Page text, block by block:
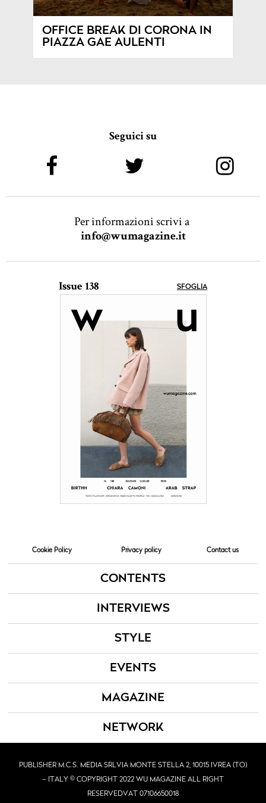
OFFICE BREAK DI CORONA IN
PIAZZA GAE AULENTI
Seguici su
Per informazioni scrivi a
info@wumagazine.it
Issue 138 SFOGLIA
Cookie Policy Privacy policy Contact us
CONTENTS
INTERVIEWS
STYLE
EVENTS
MAGAZINE
NETWORK
PUBLISHER M.C.S. MEDIA SRL VIA MONTE STELLA 2, 10015 IVREA (TO)
– ITALY © COPYRIGHT 2022 WU MAGAZINE ALL RIGHT
RESERVEDVAT 07106650018